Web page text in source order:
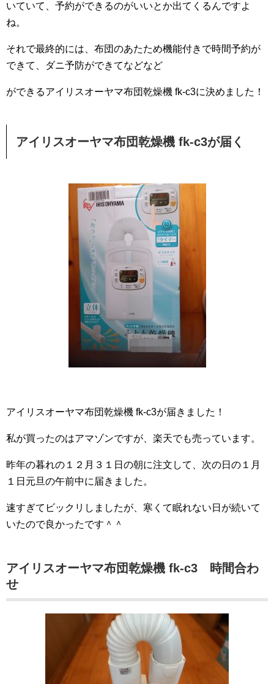
いていて、予約ができるのがいいとか出てくるんですよ
ね。
それで最終的には、布団のあたため機能付きで時間予約が
できて、ダニ予防ができてなどなど
ができるアイリスオーヤマ布団乾燥機 fk-c3に決めました！
アイリスオーヤマ布団乾燥機 fk-c3が届く
アイリスオーヤマ布団乾燥機 fk-c3が届きました！
私が買ったのはアマゾンですが、楽天でも売っています。
昨年の暮れの１２月３１日の朝に注文して、次の日の１月
１日元旦の午前中に届きました。
速すぎてビックリしましたが、寒くて眠れない日が続いて
いたので良かったです＾＾
アイリスオーヤマ布団乾燥機 fk-c3 時間合わ
せ